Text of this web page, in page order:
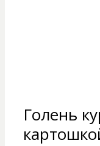
Голень